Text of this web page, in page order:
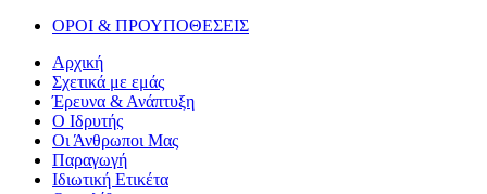
ΟΡΟΙ & ΠΡΟΥΠΟΘΕΣΕΙΣ
Αρχική
Σχετικά με εμάς
Έρευνα & Ανάπτυξη
Ο Ιδρυτής
Οι Άνθρωποι Μας
Παραγωγή
Ιδιωτική Ετικέτα